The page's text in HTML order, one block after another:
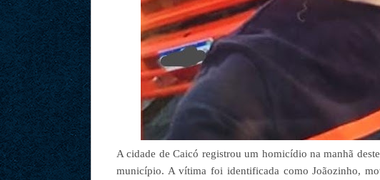
A cidade de Caicó registrou um homicídio na manhã
município. A vítima foi identificada como Joãozinho,